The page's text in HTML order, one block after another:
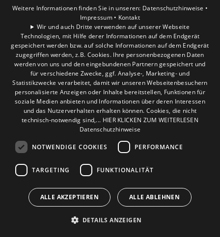
Privatkunden
Gewerbekunden
Karriere
Unternehmen
Standort
Hürth
Weitere Informationen finden Sie in unseren: Datenschutzhinweise •
Impressum • Kontakt
Wir und auch Dritte verwenden auf unserer Webseite
Technologien, mit Hilfe derer Informationen auf dem Endgerät
gespeichert werden bzw. auf solche Informationen auf dem Endgerät
zugegriffen werden, z.B. Cookies. Ihre personenbezogenen Daten
werden von uns und den eingebundenen Partnern gespeichert und
für verschiedene Zwecke, ggf. Analyse-, Marketing- und
Statistikzwecke verarbeitet, damit wir unseren Webseitenbesuchern
personalisierte Anzeigen oder Inhalte bereitstellen, Funktionen für
soziale Medien anbieten und Informationen über deren Interessen
und das Nutzerverhalten erhalten können. Cookies, die nicht
technisch-notwendig sind,... HIER KLICKEN ZUM WEITERLESEN
Datenschutzhinweise
NOTWENDIGE COOKIES PERFORMANCE
TARGETING FUNKTIONALITÄT
ALLE AKZEPTIEREN ALLE ABLEHNEN
DETAILS ANZEIGEN